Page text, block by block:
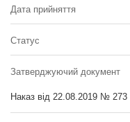
Дата прийняття
Статус
Затверджуючий документ
Наказ від 22.08.2019 № 273